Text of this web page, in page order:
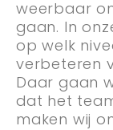
weerbaar
gaan. In
op welk
verbeteren
Daar gaan
dat het
maken wij